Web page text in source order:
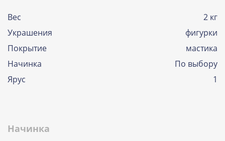
Вес
2 кг
Украшения
фигурки
Покрытие
мастика
Начинка
По выбору
Ярус
1
Начинка